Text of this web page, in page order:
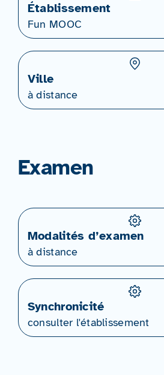
Établissement
Fun MOOC
Ville
à distance
Examen
Modalités d’examen
à distance
Synchronicité
consulter l'établissement